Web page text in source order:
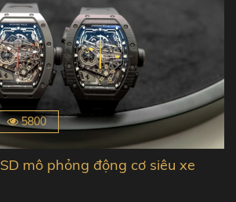
5800
mô phỏng động cơ siêu xe